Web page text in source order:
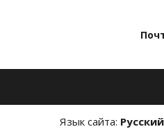
Язык сайта: Русский